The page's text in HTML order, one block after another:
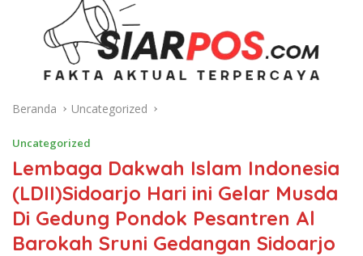
Beranda Uncategorized
Uncategorized
Lembaga Dakwah Islam Indonesia
(LDII)Sidoarjo Hari ini Gelar Musda
Di Gedung Pondok Pesantren Al
Barokah Sruni Gedangan Sidoarjo